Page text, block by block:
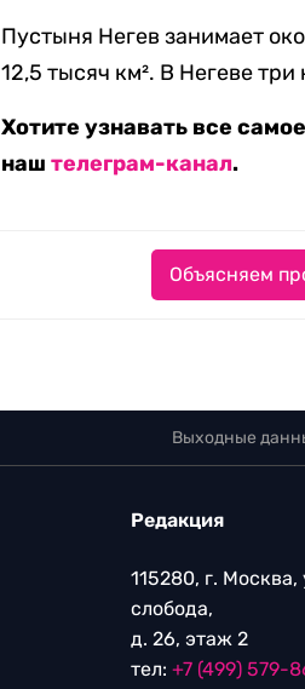
Пустыня Негев занимает
12,5 тысяч км². В Негеве
Хотите узнавать все
наштелеграм-канал.
Объясняем
Выходные
Редакция
115280, г.
слобода,
д. 26, этаж 2
тел: +7 (499) 579-